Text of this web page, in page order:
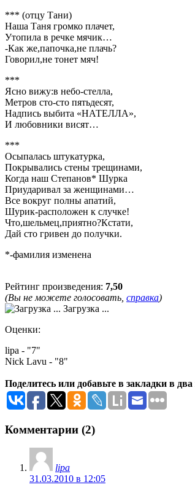
*** (отцу Тани)
Наша Таня громко плачет,
Утопила в речке мячик…
-Как же,папочка,не плачь?
Говорил,не тонет мяч!
***
Ясно вижу:в небо-стелла,
Метров сто-сто пятьдесят,
Надпись выбита «НАТЕЛЛА»,
И любовники висят…
***
Осыпалась штукатурка,
Покрывались стены трещинами,
Когда наш Степанов* Шурка
Приударивал за женщинами…
Все вокруг полны апатий,
Шурик-расположен к случке!
Что,шельмец,приятно?Кстати,
Дай сто гривен до получки.
*-фамилия изменена
Рейтинг произведения: 7,50
(Вы не можете голосовать, справка)
Загрузка ...
Оценки:
lipa - "7"
Nick Lavu - "8"
Поделитесь или добавьте в закладки в
Комментарии (2)
lipa
31.03.2010 в 12:05